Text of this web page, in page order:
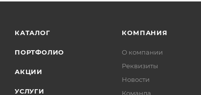
КАТАЛОГ
ПОРТФОЛИО
АКЦИИ
УСЛУГИ
КОМПАНИЯ
О компании
Реквизиты
Новости
Команда